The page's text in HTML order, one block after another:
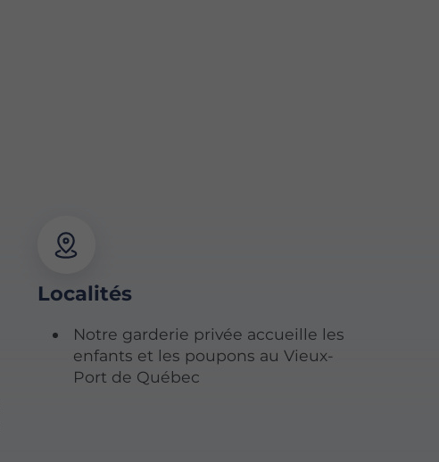
Localités
Notre garderie privée accueille les
enfants et les poupons au Vieux-
Port de Québec